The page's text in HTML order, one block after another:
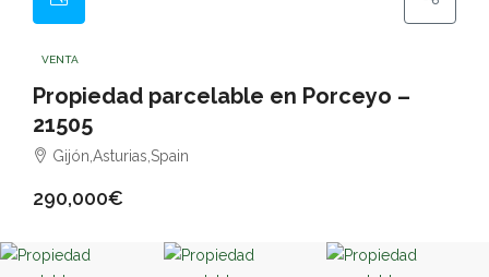
VENTA
Propiedad parcelable en Porceyo –
21505
Gijón,Asturias,Spain
290,000€